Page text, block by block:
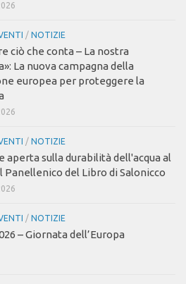
/ NOTIZIE
ciò che conta – La nostra
La nuova campagna della
europea per proteggere la
/ NOTIZIE
aperta sulla durabilità dell'acqua al
Panellenico del Libro di Salonicco
/ NOTIZIE
– Giornata dell’Europa